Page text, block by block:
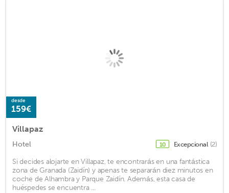
desde
159€
Villapaz
Hotel 10 Excepcional (2)
Si decides alojarte en Villapaz, te encontrarás en una fantástica
zona de Granada (Zaidín) y apenas te separarán diez minutos en
coche de Alhambra y Parque Zaidín. Además, esta casa de
huéspedes se encuentra ...